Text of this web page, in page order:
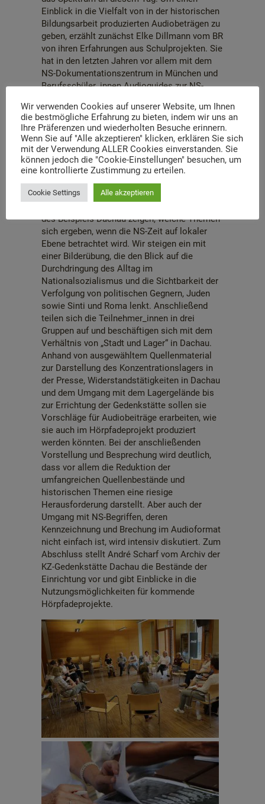
Einblick in die Vielfalt von in der historischen
Bildungsarbeit produzierten Audiobeträgen zu
geben, erzählt zunächst Elke Dillmann vom BR
von ihren Erfahrungen aus Schulprojekten. Sie
hat in den letzten Jahren vor allem mit dem
NS-Dokumentationszentrum in München und
Berufsschüler_innen Audioguides zur NS-
Anhand ihrer Beispiele wird deutlich, wie
unterschiedlich solche Beiträge gestaltet
werden können. Von an klassische
Radioformate erinnernde Formen, bis zu
Hörspielen ist auch bei diesem Thema
einiges umsetzbar.
Im Zentrum steht anschließend ein Workshop
des Beispiels Dachau zeigen, welche Themen
sich ergeben, wenn die NS-Zeit auf lokaler
Ebene betrachtet wird. Wir steigen ein mit
einer Bilderübung, die den Blick auf die
Durchdringung des Alltag im
Nationalsozialismus und die Sichtbarkeit der
Verfolgung von politischen Gegnern, Juden
sowie Sinti und Roma lenkt. Anschließend
teilen sich die Teilnehmer_innen in drei
Gruppen auf und beschäftigen sich mit dem
Verhältnis von „Stadt und Lager“ in Dachau.
Anhand von ausgewähltem Quellenmaterial
zur Darstellung des Konzentrationslagers in
der Presse, Widerstandstätigkeiten in Dachau
und dem Umgang mit dem Lagergelände bis
zur Errichtung der Gedenkstätte sollen sie
Vorschläge für Audiobeiträge erarbeiten, wie
sie auch im Hörpfadeprojekt produziert
werden könnten. Bei der anschließenden
Vorstellung und Besprechung wird deutlich,
dass vor allem die Reduktion der
umfangreichen Quellenbestände und
historischen Themen eine riesige
Herausforderung darstellt. Aber auch der
Umgang mit NS-Begriffen, deren
Kennzeichnung und Brechung im Audioformat
nicht einfach ist, wird intensiv diskutiert. Zum
Abschluss stellt André Scharf vom Archiv der
KZ-Gedenkstätte Dachau die Bestände der
Einrichtung vor und gibt Einblicke in die
Nutzungsmöglichkeiten für kommende
Hörpfadeprojekte.
Wir verwenden Cookies auf unserer Website, um Ihnen
die bestmögliche Erfahrung zu bieten, indem wir uns an
Ihre Präferenzen und wiederholten Besuche erinnern.
Wenn Sie auf "Alle akzeptieren" klicken, erklären Sie sich
mit der Verwendung ALLER Cookies einverstanden. Sie
können jedoch die "Cookie-Einstellungen" besuchen, um
eine kontrollierte Zustimmung zu erteilen.
Cookie Settings Alle akzeptieren